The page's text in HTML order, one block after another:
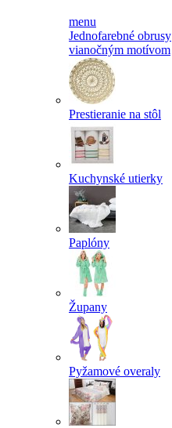
menu
Jednofarebné obrusy
vianočným motívom
Prestieranie na stôl
Kuchynské utierky
Paplóny
Župany
Pyžamové overaly